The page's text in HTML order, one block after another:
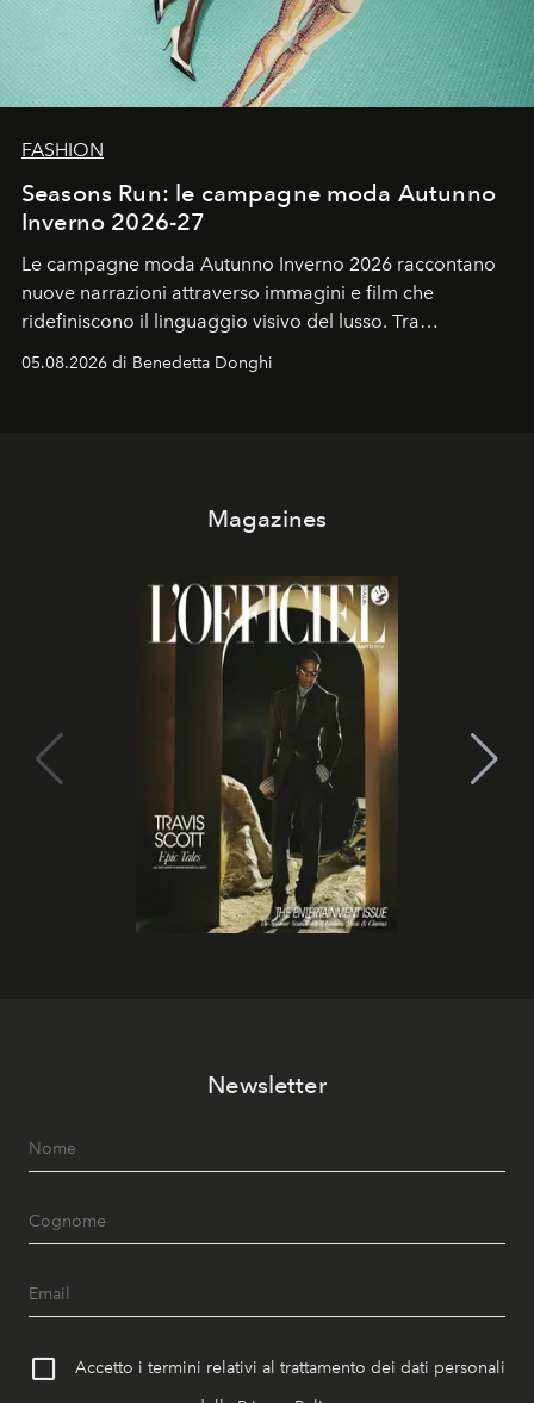
FASHION
Seasons Run: le campagne moda Autunno
Inverno 2026-27
Le campagne moda Autunno Inverno 2026 raccontano
nuove narrazioni attraverso immagini e film che
ridefiniscono il linguaggio visivo del lusso. Tra
protagonisti del cinema, volti della cultura
contemporanea e storytelling d'autore, le maison
05.08.2026 di Benedetta Donghi
Magazines
Newsletter
Accetto i termini relativi al trattamento dei dati personali